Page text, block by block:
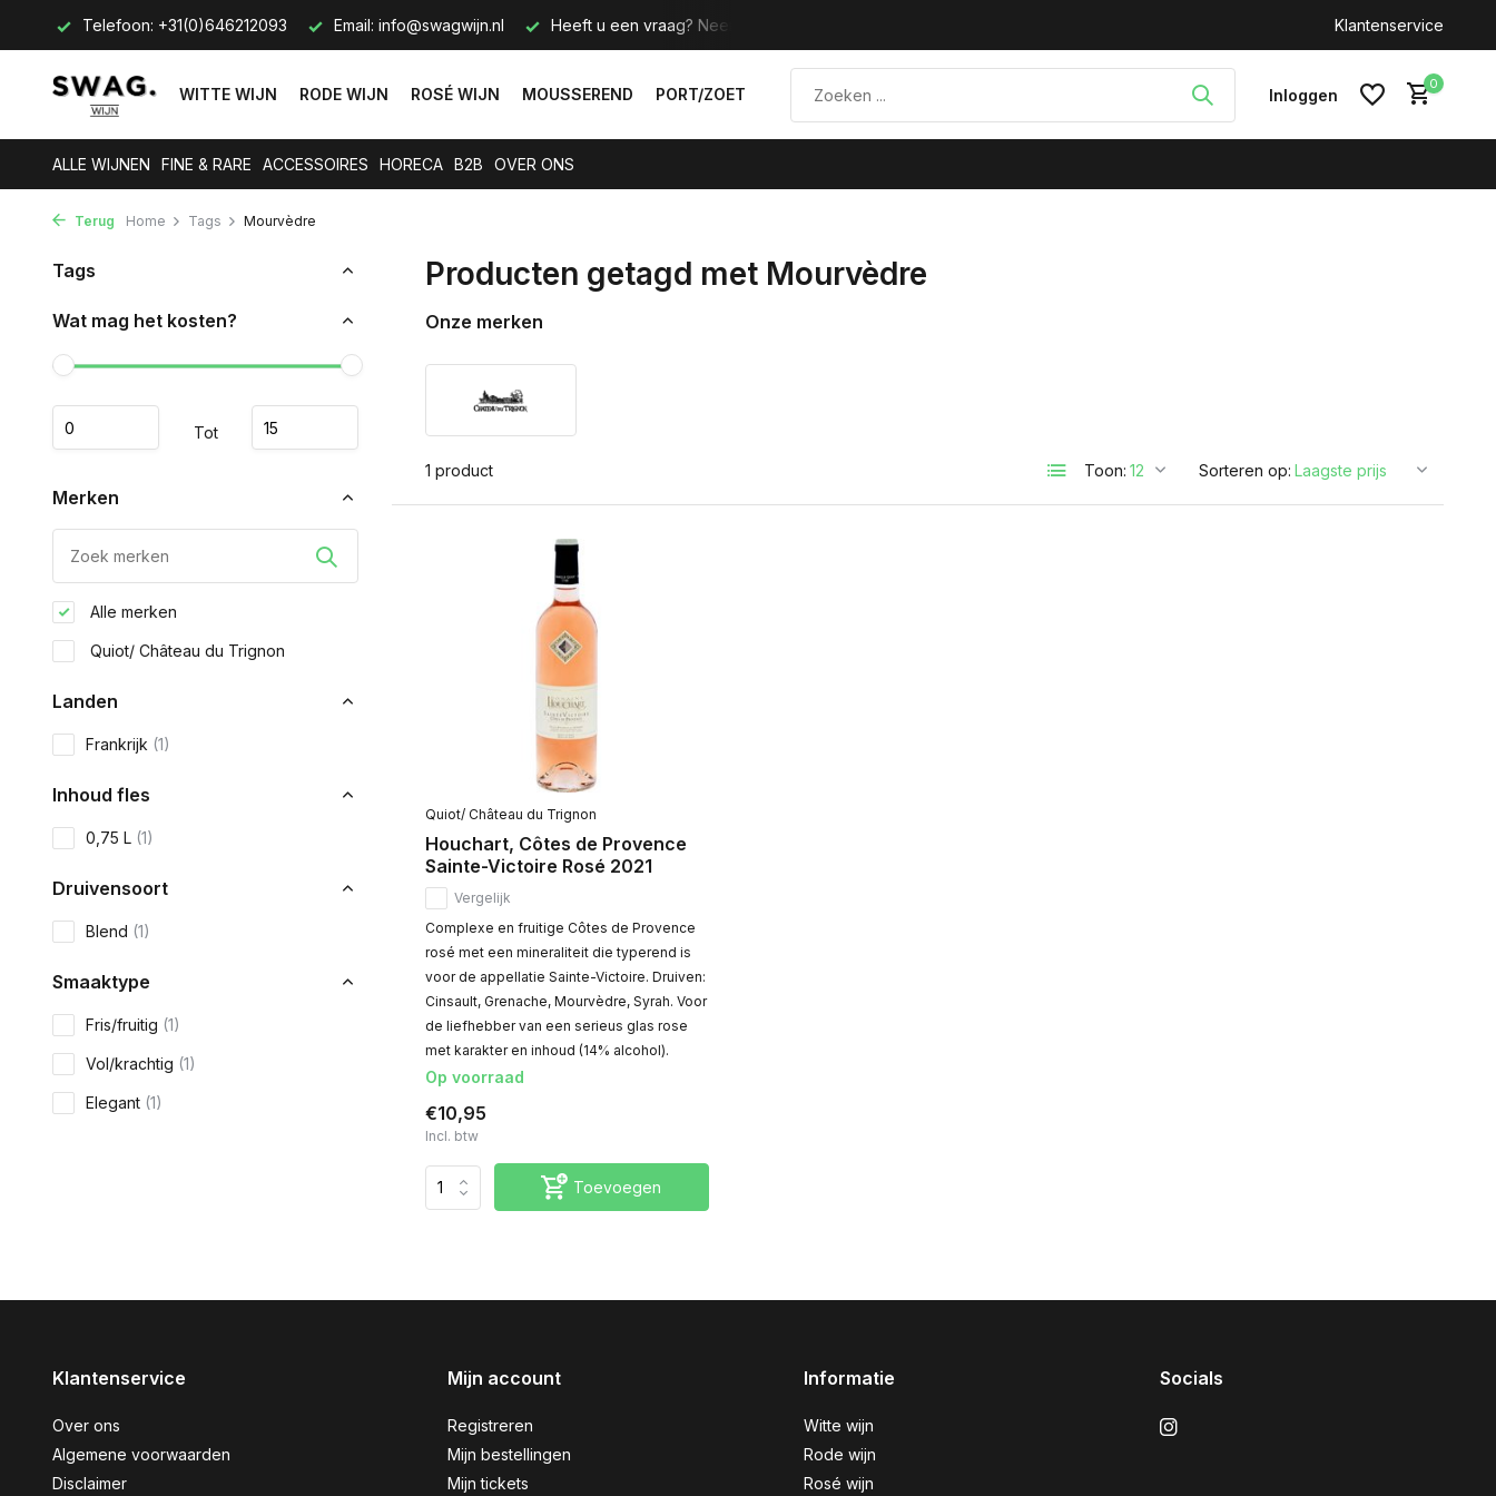
Telefoon: +31(0)646212093 Email: info@swagwijn.nl Heeft u een vraag? Neem contact met ons op. Klantenservice
WITTE WIJN RODE WIJN ROSÉ WIJN MOUSSEREND PORT/ZOET Inloggen
0
ALLE WIJNEN FINE & RARE ACCESSOIRES HORECA B2B OVER ONS
Terug Home Tags Mourvèdre
Tags
Wat mag het kosten?
Tot
Merken
Alle merken
Quiot/ Château du Trignon
Landen
Frankrijk (1)
Inhoud fles
0,75 L (1)
Druivensoort
Blend (1)
Smaaktype
Fris/fruitig (1)
Vol/krachtig (1)
Elegant (1)
Producten getagd met Mourvèdre
Onze merken
1 product Toon: Sorteren op:
Quiot/ Château du Trignon
Houchart, Côtes de Provence
Sainte-Victoire Rosé 2021
Vergelijk
Complexe en fruitige Côtes de Provence
rosé met een mineraliteit die typerend is
voor de appellatie Sainte-Victoire. Druiven:
Cinsault, Grenache, Mourvèdre, Syrah. Voor
de liefhebber van een serieus glas rose
met karakter en inhoud (14% alcohol).
Op voorraad
€10,95
Incl. btw
Toevoegen
Klantenservice
Over ons
Algemene voorwaarden
Disclaimer
Mijn account
Registreren
Mijn bestellingen
Mijn tickets
Informatie
Witte wijn
Rode wijn
Rosé wijn
Socials